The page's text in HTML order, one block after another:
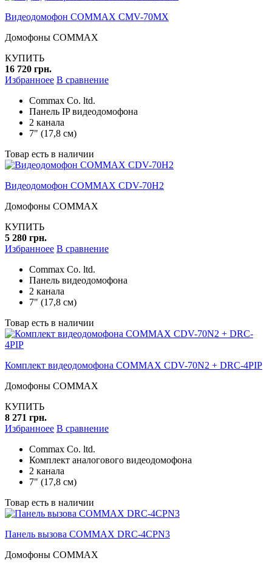
Видеодомофон COMMAX CMV-70MX
Домофоны COMMAX
КУПИТЬ
16 720 грн.
Избранноее В сравнение
Commax Co. ltd.
Панель IP видеодомофона
2 канала
7" (17,8 см)
Товар есть в наличии
Видеодомофон COMMAX CDV-70H2
Домофоны COMMAX
КУПИТЬ
5 280 грн.
Избранноее В сравнение
Commax Co. ltd.
Панель видеодомофона
2 канала
7" (17,8 см)
Товар есть в наличии
Комплект видеодомофона COMMAX CDV-70N2 + DRC-4PIP
Домофоны COMMAX
КУПИТЬ
8 271 грн.
Избранноее В сравнение
Commax Co. ltd.
Комплект аналогового видеодомофона
2 канала
7" (17,8 см)
Товар есть в наличии
Панель вызова COMMAX DRC-4CPN3
Домофоны COMMAX